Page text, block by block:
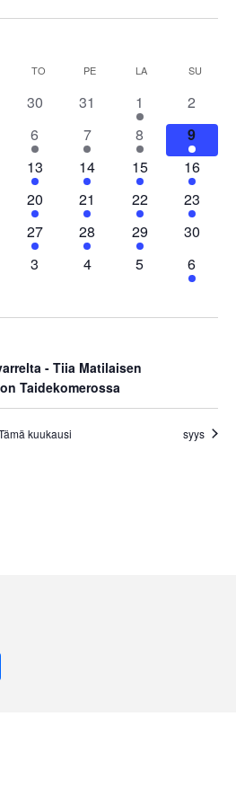
TO TORSTAIPE PERJANTAI
LA LAUANTAISU
0
30
0
tapahtumat
31
2
tapahtumat
1
0
2
2
tapahtumat
6
2
tapahtumat
7
1
tapahtuma
8
1
9
2
tapahtumat
13
2
tapahtumat
14
2
tapahtumat
15
1
16
2
tapahtumat
20
3
tapahtumat
21
1
tapahtuma
22
1
23
2
tapahtumat
27
1
tapahtuma
28
1
tapahtuma
29
0
30
0
3
0
4
0
tapahtumat
5
1
6
- Tiia Matilaisen
Taidekomerossa
kuukausi syys